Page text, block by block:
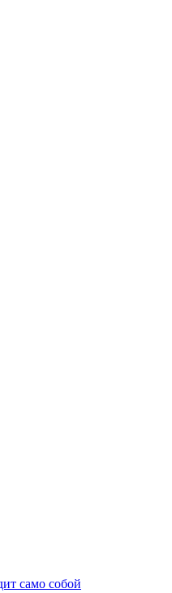
само собой